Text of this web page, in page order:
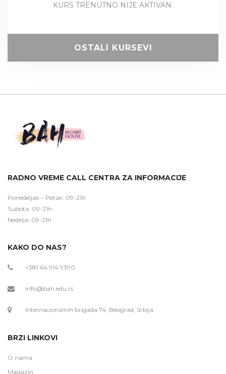
KURS TRENUTNO NIJE AKTIVAN.
OSTALI KURSEVI
RADNO VREME CALL CENTRA ZA INFORMACIJE
Ponedeljak – Petak: 09-21h
Subota: 09-21h
Nedelja: 09-21h
KAKO DO NAS?
+381 64 914 9390
info@bah.edu.rs
Internacionalnih brigada 74, Beograd, Srbija
BRZI LINKOVI
O nama
Magazin